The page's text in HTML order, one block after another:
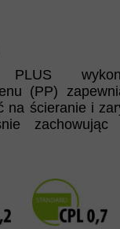
PLUS
(PP)
na ścieranie i
zachowując